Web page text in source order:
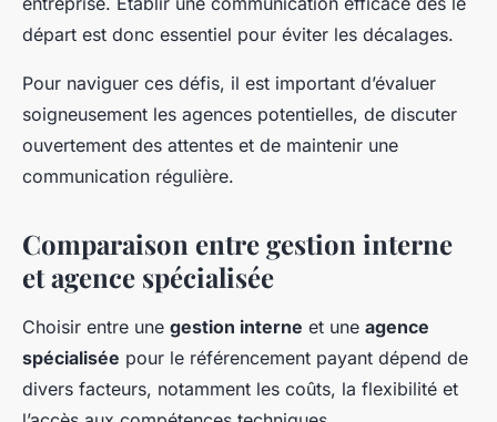
départ est donc essentiel pour éviter les décalages.
Pour naviguer ces défis, il est important d’évaluer
soigneusement les agences potentielles, de discuter
ouvertement des attentes et de maintenir une
communication régulière.
Comparaison entre gestion interne
et agence spécialisée
Choisir entre une gestion interne et une agence
spécialisée pour le référencement payant dépend de
divers facteurs, notamment les coûts, la flexibilité et